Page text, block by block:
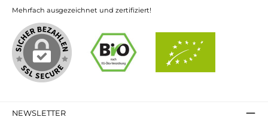
Mehrfach ausgezeichnet und zertifiziert!
NEWSLETTER